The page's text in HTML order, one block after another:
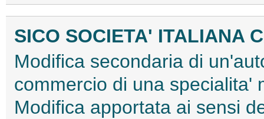
SICO SOCIETA' ITALIANA
Modifica secondaria di
commercio di una specialita'
Modifica apportata ai sensi